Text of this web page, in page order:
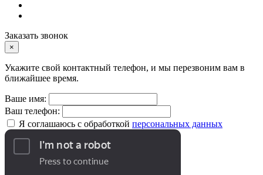
Заказать звонок
×
Укажите свой контактный телефон, и мы перезвоним вам в
ближайшее время.
Ваше имя:
Ваш телефон:
Я соглашаюсь с обработкой персональных данных